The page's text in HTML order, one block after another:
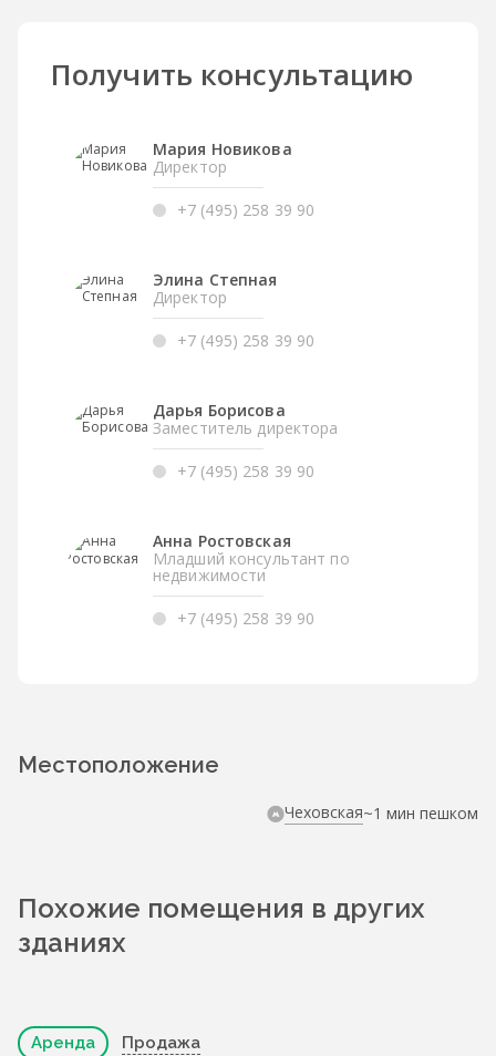
Получить консультацию
Мария Новикова
Директор
+7 (495) 258 39 90
Элина Степная
Директор
+7 (495) 258 39 90
Дарья Борисова
Заместитель директора
+7 (495) 258 39 90
Анна Ростовская
Младший консультант по
недвижимости
+7 (495) 258 39 90
Местоположение
Чеховская~1 мин пешком
Похожие помещения в других
зданиях
Аренда Продажа